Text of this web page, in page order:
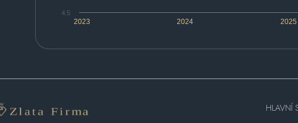
2023 2024 2025
4.5
HLAVNÍ